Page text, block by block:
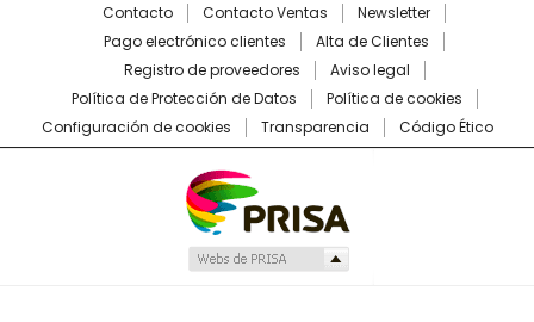
Contacto Contacto Ventas
Newsletter
Pago electrónico clientes
Alta de Clientes
Registro de proveedores
Aviso legal
Política de Protección de Datos
Política de cookies
Configuración de cookies
Transparencia Código Ético